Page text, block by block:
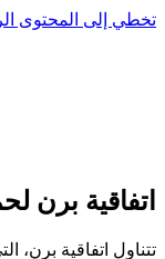
تخطي إلى المحتوى
اتفاقية برن